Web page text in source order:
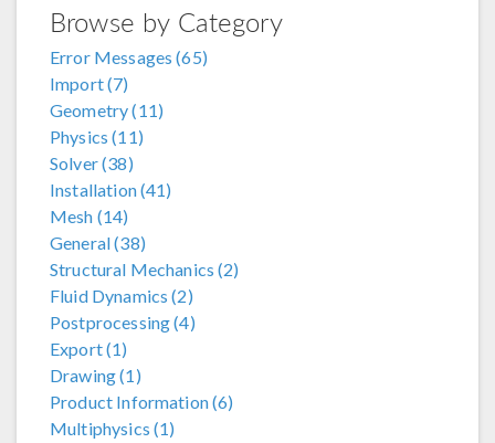
Browse by Category
Error Messages (65)
Import (7)
Geometry (11)
Physics (11)
Solver (38)
Installation (41)
Mesh (14)
General (38)
Structural Mechanics (2)
Fluid Dynamics (2)
Postprocessing (4)
Export (1)
Drawing (1)
Product Information (6)
Multiphysics (1)